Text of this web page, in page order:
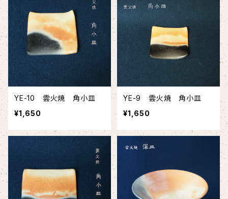
YE-10 雲火焼 角小皿
¥1,650
YE-9 雲火焼 角小皿
¥1,650